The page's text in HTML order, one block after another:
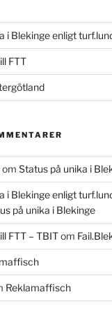
i Blekinge enligt
FTT
om Status på unika i
i Blekinge enligt
på unika i Blekinge
FTT – TBITom
Reklamaffisch